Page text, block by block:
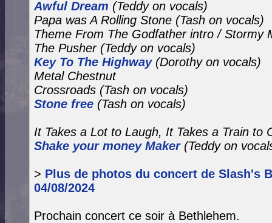
Awful Dream (Teddy on vocals)
Papa was A Rolling Stone (Tash on vocals)
Theme From The Godfather intro / Stormy
The Pusher (Teddy on vocals)
Key To The Highway(Dorothy on vocals)
Metal Chestnut
Crossroads (Tash on vocals)
Stone free (Tash on vocals)
It Takes a Lot to Laugh, It Takes a Train to
Shake your money Maker (Teddy on
> Plus de photos du concert de Slash's
04/08/2024
Prochain concert ce soir à Bethlehem.